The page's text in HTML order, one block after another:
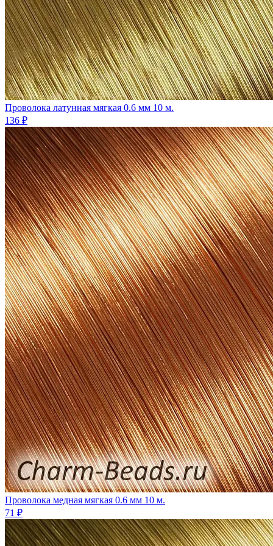
Проволока латунная мягкая 0.6 мм 10 м.
136 ₽
Проволока медная мягкая 0.6 мм 10 м.
71 ₽